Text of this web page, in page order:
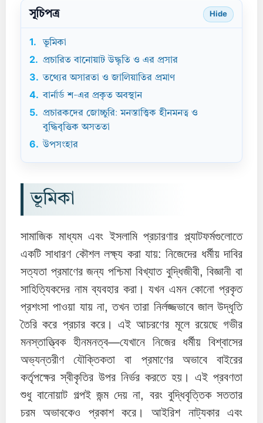
সূচিপত্র Hide
1.
ভূমিকা
2. প্রচারিত বানোয়াট উদ্ধৃতি ও এর প্রসার
3. তথ্যের অসারতা ও জালিয়াতির প্রমাণ
4. বার্নার্ড শ-এর প্রকৃত অবস্থান
5. প্রচারকদের জোচ্চুরি: মনস্তাত্ত্বিক হীনমনত্ব ও
বুদ্ধিবৃত্তিক অসততা
6. উপসংহার
ভূমিকা
সামাজিক মাধ্যম এবং ইসলামি প্রচারণার প্ল্যাটফর্মগুলোতে
একটি সাধারণ কৌশল লক্ষ্য করা যায়: নিজেদের ধর্মীয় দাবির
সত্যতা প্রমাণের জন্য পশ্চিমা বিখ্যাত বুদ্ধিজীবী, বিজ্ঞানী বা
সাহিত্যিকদের নাম ব্যবহার করা। যখন এমন কোনো প্রকৃত
প্রশংসা পাওয়া যায় না, তখন তারা নির্লজ্জভাবে জাল উদ্ধৃতি
তৈরি করে প্রচার করে। এই আচরণের মূলে রয়েছে গভীর
মনস্তাত্ত্বিক হীনমনত্ব—যেখানে নিজের ধর্মীয় বিশ্বাসের
অভ্যন্তরীণ যৌক্তিকতা বা প্রমাণের অভাবে বাইরের
কর্তৃপক্ষের স্বীকৃতির উপর নির্ভর করতে হয়। এই প্রবণতা
শুধু বানোয়াট গল্পই জন্ম দেয় না, বরং বুদ্ধিবৃত্তিক সততার
চরম অভাবকেও প্রকাশ করে। আইরিশ নাট্যকার এবং